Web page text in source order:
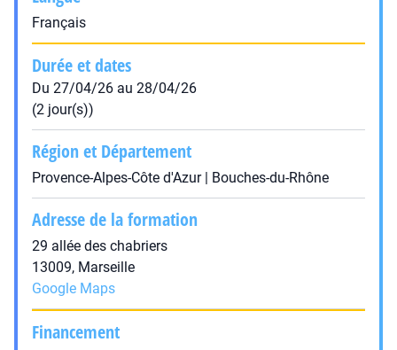
Français
Durée et dates
Du 27/04/26 au 28/04/26
(2 jour(s))
Région et Département
Provence-Alpes-Côte d'Azur | Bouches-du-Rhône
Adresse de la formation
29 allée des chabriers
13009, Marseille
Google Maps
Financement